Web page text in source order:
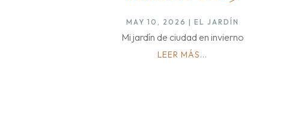
MAY 10, 2026 | EL JARDÍN
Mi jardín de ciudad en invierno
LEER MÁS...